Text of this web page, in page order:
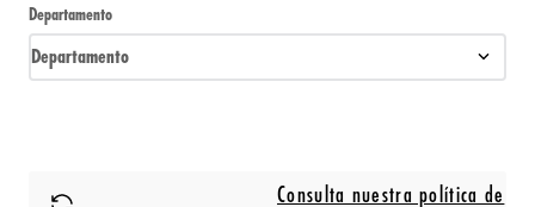
Departamento
Departamento
Consulta nuestra política de